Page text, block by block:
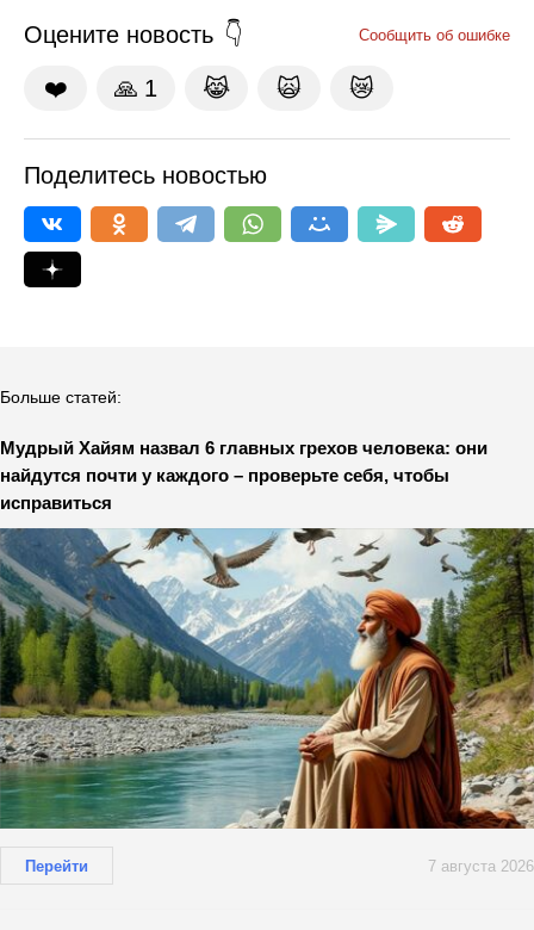
Оцените новость Сообщить об ошибке
❤️ 🙏 1 😹 🙀 😿
Поделитесь новостью
Больше статей:
Мудрый Хайям назвал 6 главных грехов человека: они
найдутся почти у каждого – проверьте себя, чтобы
исправиться
Перейти 7 августа 2026